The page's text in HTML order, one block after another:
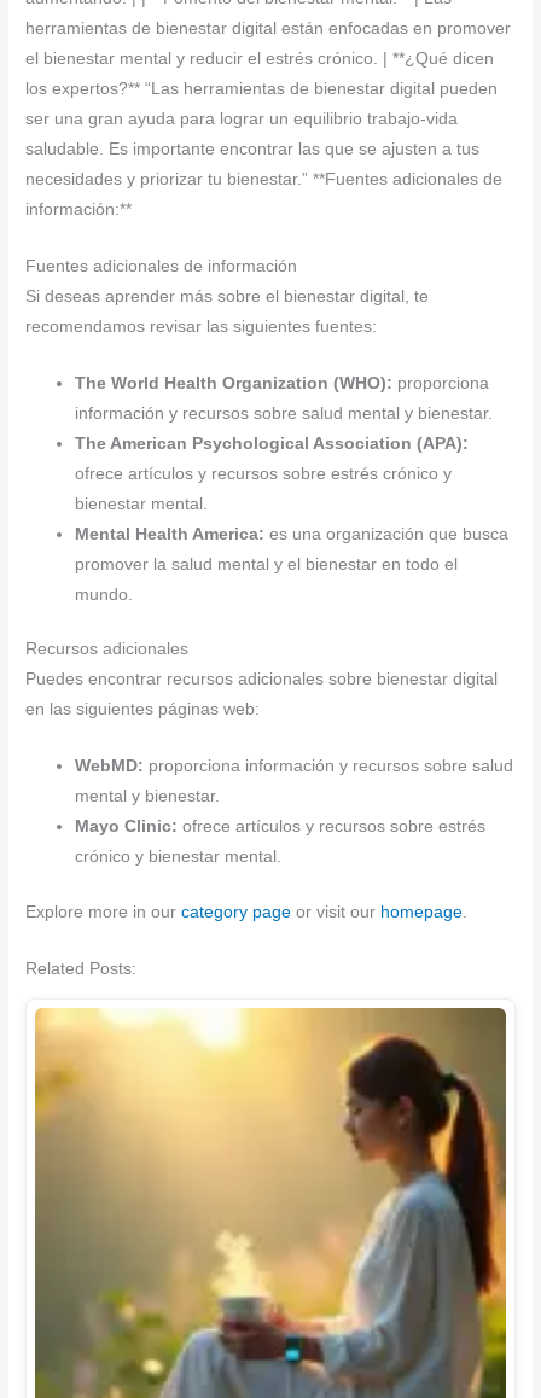
herramientas de bienestar digital están enfocadas en promover
el bienestar mental y reducir el estrés crónico. | **¿Qué dicen
los expertos?** “Las herramientas de bienestar digital pueden
ser una gran ayuda para lograr un equilibrio trabajo-vida
saludable. Es importante encontrar las que se ajusten a tus
necesidades y priorizar tu bienestar.” **Fuentes adicionales de
información:**
Fuentes adicionales de información
Si deseas aprender más sobre el bienestar digital, te
recomendamos revisar las siguientes fuentes:
The World Health Organization (WHO): proporciona
información y recursos sobre salud mental y bienestar.
The American Psychological Association (APA):
ofrece artículos y recursos sobre estrés crónico y
bienestar mental.
Mental Health America: es una organización que busca
promover la salud mental y el bienestar en todo el
mundo.
Recursos adicionales
Puedes encontrar recursos adicionales sobre bienestar digital
en las siguientes páginas web:
WebMD: proporciona información y recursos sobre salud
mental y bienestar.
Mayo Clinic: ofrece artículos y recursos sobre estrés
crónico y bienestar mental.
Explore more in ourcategory page or visit our homepage
Related Posts: